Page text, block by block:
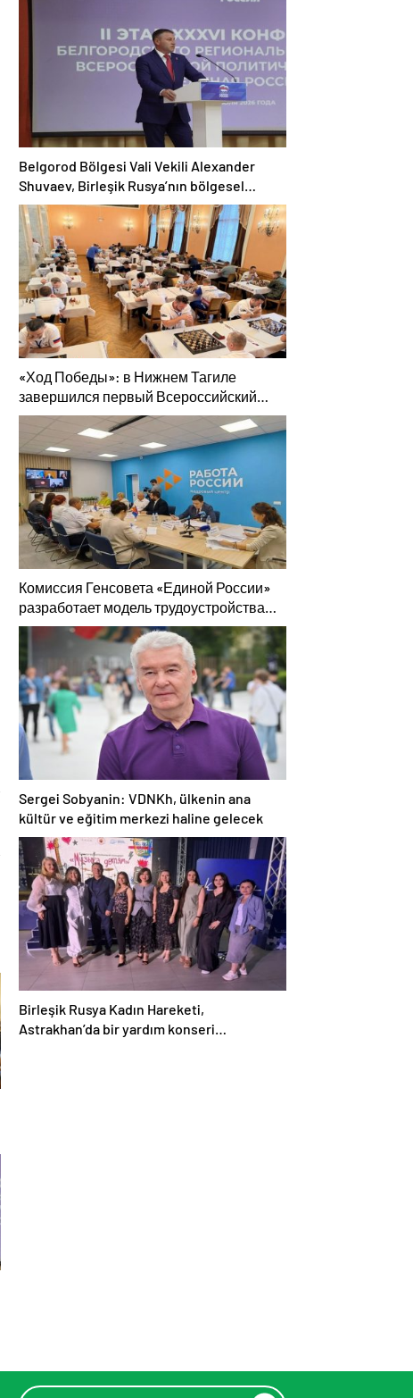
Belgorod Bölgesi Vali Vekili Alexander
Shuvaev, Birleşik Rusya’nın bölgesel
şubesinin sekreterliğine seçildi
«Ход Победы»: в Нижнем Тагиле
завершился первый Всероссийский
турнир «Единой России» «Шахматы для
СВОих»
Комиссия Генсовета «Единой России»
разработает модель трудоустройства
для людей с инвалидностью с учётом
опыта регионов
Sergei Sobyanin: VDNKh, ülkenin ana
kültür ve eğitim merkezi haline gelecek
Birleşik Rusya Kadın Hareketi,
Astrakhan’da bir yardım konseri